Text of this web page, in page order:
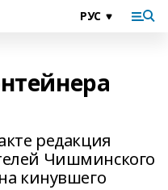
редакция
Чишминского
кинувшего